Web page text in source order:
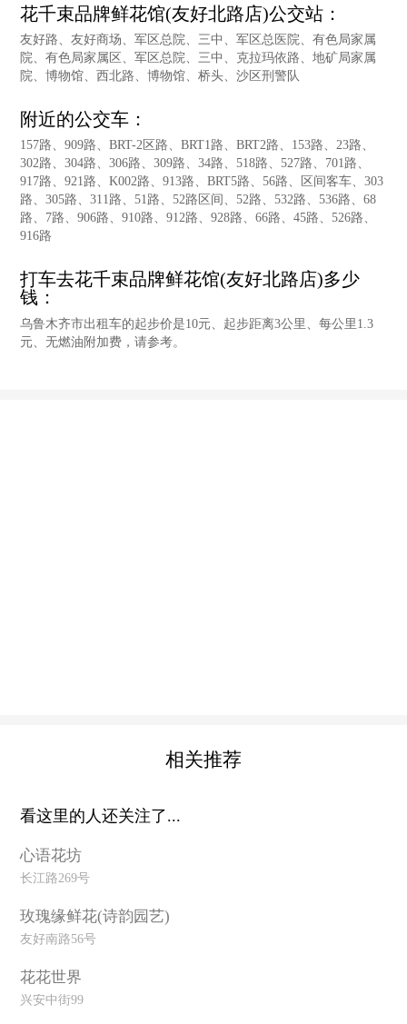
花千束品牌鲜花馆(友好北路店)公交站：
友好路、友好商场、军区总院、三中、军区总医院、有色局家属
院、有色局家属区、军区总院、三中、克拉玛依路、地矿局家属
院、博物馆、西北路、博物馆、桥头、沙区刑警队
附近的公交车：
157路、909路、BRT-2区路、BRT1路、BRT2路、153路、23路、
302路、304路、306路、309路、34路、518路、527路、701路、
917路、921路、K002路、913路、BRT5路、56路、区间客车、303
路、305路、311路、51路、52路区间、52路、532路、536路、68
路、7路、906路、910路、912路、928路、66路、45路、526路、
916路
打车去花千束品牌鲜花馆(友好北路店)多少
钱：
乌鲁木齐市出租车的起步价是10元、起步距离3公里、每公里1.3
元、无燃油附加费，请参考。
相关推荐
看这里的人还关注了...
心语花坊
长江路269号
玫瑰缘鲜花(诗韵园艺)
友好南路56号
花花世界
兴安中街99